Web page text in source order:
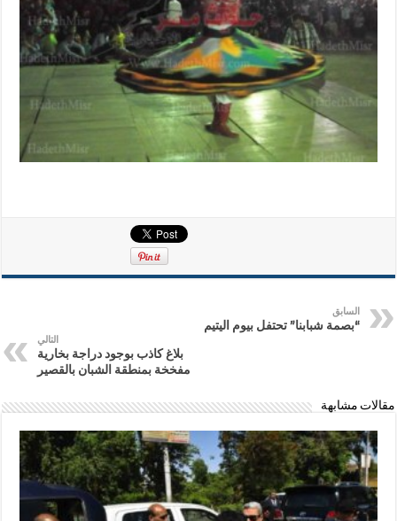
السابق
“بصمة شبابنا” تحتفل بيوم اليتيم
التالي
بلاغ كاذب بوجود دراجة بخارية
مفخخة بمنطقة الشبان بالقصير
مقالات مشابهة